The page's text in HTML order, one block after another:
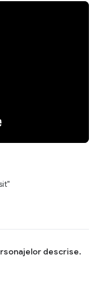
descrise.